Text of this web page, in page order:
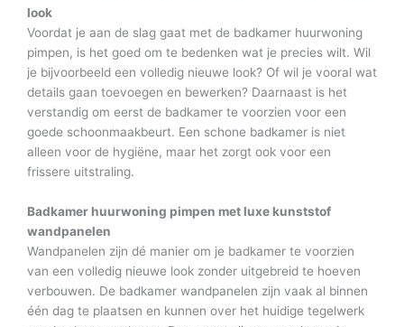
look
Voordat je aan de slag gaat met de badkamer huurwoning
pimpen, is het goed om te bedenken wat je precies wilt. Wil
je bijvoorbeeld een volledig nieuwe look? Of wil je vooral wat
details gaan toevoegen en bewerken? Daarnaast is het
verstandig om eerst de badkamer te voorzien voor een
goede schoonmaakbeurt. Een schone badkamer is niet
alleen voor de hygiëne, maar het zorgt ook voor een
frissere uitstraling.
Badkamer huurwoning pimpen met luxe kunststof
wandpanelen
Wandpanelen zijn dé manier om je badkamer te voorzien
van een volledig nieuwe look zonder uitgebreid te hoeven
verbouwen. De badkamer wandpanelen zijn vaak al binnen
één dag te plaatsen en kunnen over het huidige tegelwerk